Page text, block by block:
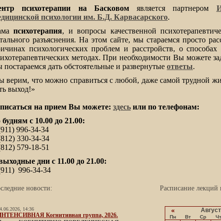
психотерапии на Басковомявляется партнером
психологии им. Б.Д. Карвасарского.
психотерапия, и вопросы качественной
разъяснения. На этом сайте, мы стараемся просто
психологических проблем и расстройств, о
методах. При необходимости Вы можете
постараемся дать обстоятельные и развернутые ответы.
верим, что можно справиться с любой, даже самой трудной
выход!»
на прием Вы можете: здесь или по телефонам:
будням с 10.00 до 21.00:
996-34-34
330-34-34
579-18-51
дни с 11.00 до 21.00:
996-34-34
новости: Расписание лекций
14:36
Когнитивная группа, 2026.
«
Пн Вт Ср Чт